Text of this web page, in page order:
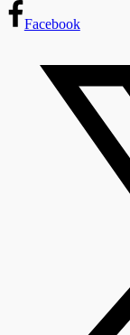
Facebook